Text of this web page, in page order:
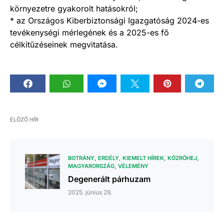
környezetre gyakorolt hatásokról;
* az Országos Kiberbiztonsági Igazgatóság 2024-es
tevékenységi mérlegének és a 2025-es fő
célkitűzéseinek megvitatása.
ELŐZŐ HÍR
BOTRÁNY ERDÉLY KIEMELT HÍREK KÖZRÖHEJ
MAGYARORSZÁG VÉLEMÉNY
Degenerált párhuzam
2025. június 29.